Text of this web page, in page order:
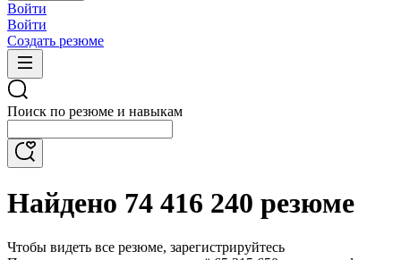
Войти
Войти
Создать резюме
Поиск по резюме и навыкам
Найдено 74 416 240 резюме
Чтобы видеть все резюме, зарегистрируйтесь